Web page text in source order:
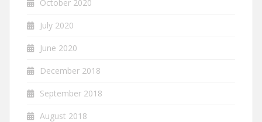
October 2020
July 2020
June 2020
December 2018
September 2018
August 2018